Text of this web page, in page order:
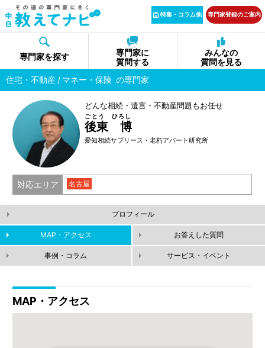
特集・コラム他 専門家登録のご案内
専門家を探す
専門家に
質問する
みんなの
質問を見る
住宅・不動産
マネー・保険 の専門家
どんな相続・遺言・不動産問題もお任せ
後東 博
ごとう ひろし
愛知相続サブリース・老朽アパート研究所
対応エリア 名古屋
プロフィール
MAP・アクセス お答えした質問
事例・コラム サービス・イベント
MAP・アクセス